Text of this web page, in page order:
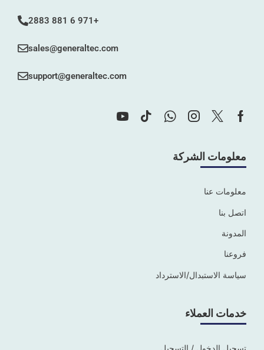
+971 6 881 2883
sales@generaltec.com
support@generaltec.com
معلومات الشركة
معلومات عنا
اتصل بنا
المدونة
فروعنا
سياسة الاستبدال/الاسترداد
خدمات العملاء
تسجيل الدخول / التسجيل